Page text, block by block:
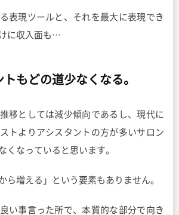
表現ツールと、それを最大に表現でき
に収入面も…
もどの道少なくなる。
移としては減少傾向であるし、現代に
トよりアシスタントの方が多いサロン
くなっていると思います。
ら増える」という要素もありません。
い事言った所で、本質的な部分で向き